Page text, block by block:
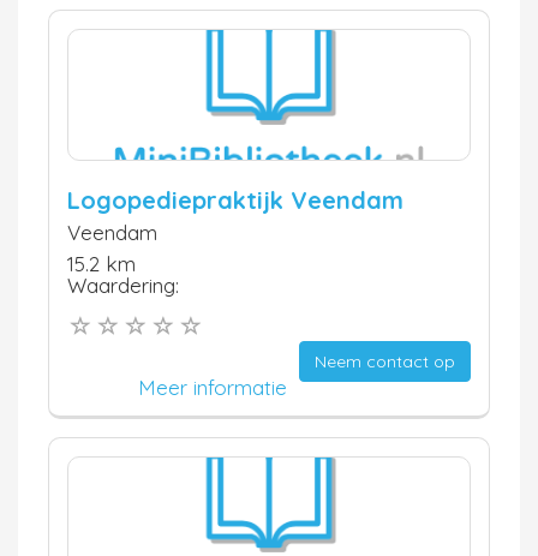
Logopediepraktijk Veendam
Veendam
15.2 km
Waardering:
Neem contact op
Meer informatie